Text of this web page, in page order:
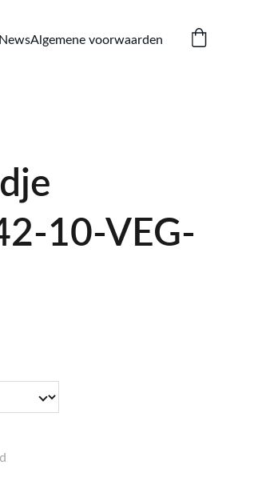
NewsAlgemene voorwaarden
10-VEG-